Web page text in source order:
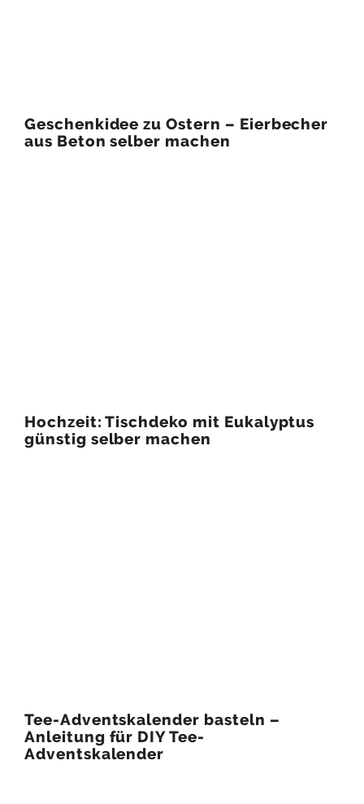
Geschenkidee zu Ostern – Eierbecher
aus Beton selber machen
Hochzeit: Tischdeko mit Eukalyptus
günstig selber machen
Tee-Adventskalender basteln –
Anleitung für DIY Tee-
Adventskalender